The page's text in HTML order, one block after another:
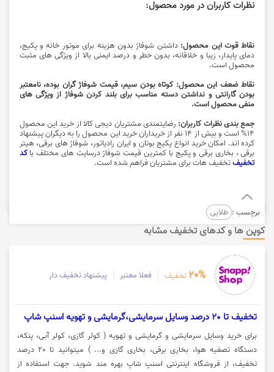
نظرات کاربران در مورد محصول:
نقاط قوت این محصول:داشتن شوفاژبدون هزینه برای موتور خانه و پکیج،
دمای پایدار، زیبا و خلاقانه، بدون خطر و درصد ایمنی بالا از ویژگی های مثبت
محصول است.
نقاط ضعف این محصول: کوتاه بودن سیم، قیمت شوفاژ گران بوده، نامعتبر
بودن گارانتی و نداشتن دسته مناسب برای بلند کردن شوفاژ از ویژگی های
منفی محصول است.
جمع بندی نظرات کاربران: رضایتمندی مشتریان دیجی کالا از خرید این محصول
14% است و بیش از 14 نفر از خریداران خرید این محصول را به دیگران پیشنهاد
کرده اند. امکان خرید انواع پکیج بوتان و ایران رادیاتور، شوفاژ های برقی، هیتر
برقی ، بخاری برقی و پکیج با کمترین قیمت شوفاژ درسایت های مختلف باکد
تخفیفتخفیف هات برای مشتریان فراهم شده است.
برچسب : طلایی
کوپن ها و کدهای تخفیف مشابه
20% تخفیف فعلا معتبر پیشنهاد تخفیف دار
تخفیف تا 20 درصد وسایل سرمایشی،گرمایشی و تهویه اسنپ شاپ
برای خرید وسایل سرمایشی و گرمایشی و تهویه ( کولر گازی، کولر آبی، پنکه،
دستگاه تصفیه هوا، بخاری برقی، بخاری گازی و... ) میتوانید تا 20 درصد
تخفیف، از فروشگاه اینترنتی اسنپ شاپ بهره مند شوید. جهت استفاده از